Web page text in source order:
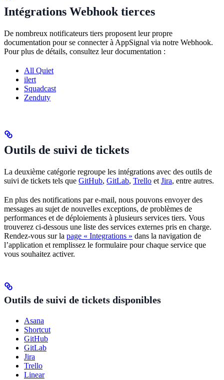
Intégrations Webhook tierces
De nombreux notificateurs tiers proposent leur propre
documentation pour se connecter à AppSignal via notre Webhook.
Pour plus de détails, consultez leur documentation :
All Quiet
ilert
Squadcast
Zenduty
Outils de suivi de tickets
La deuxième catégorie regroupe les intégrations avec des outils de
suivi de tickets tels que GitHub, GitLab, Trello et Jira, entre autres.
En plus des notifications par e-mail, nous pouvons envoyer des
messages au sujet de nouvelles exceptions, de problèmes de
performances et de déploiements à plusieurs services tiers. Vous
trouverez ci-dessous une liste des services externes pris en charge.
Rendez-vous sur la page « Integrations » dans la navigation de
l’application et remplissez le formulaire pour chaque service que
vous souhaitez activer.
Outils de suivi de tickets disponibles
Asana
Shortcut
GitHub
GitLab
Jira
Trello
Linear